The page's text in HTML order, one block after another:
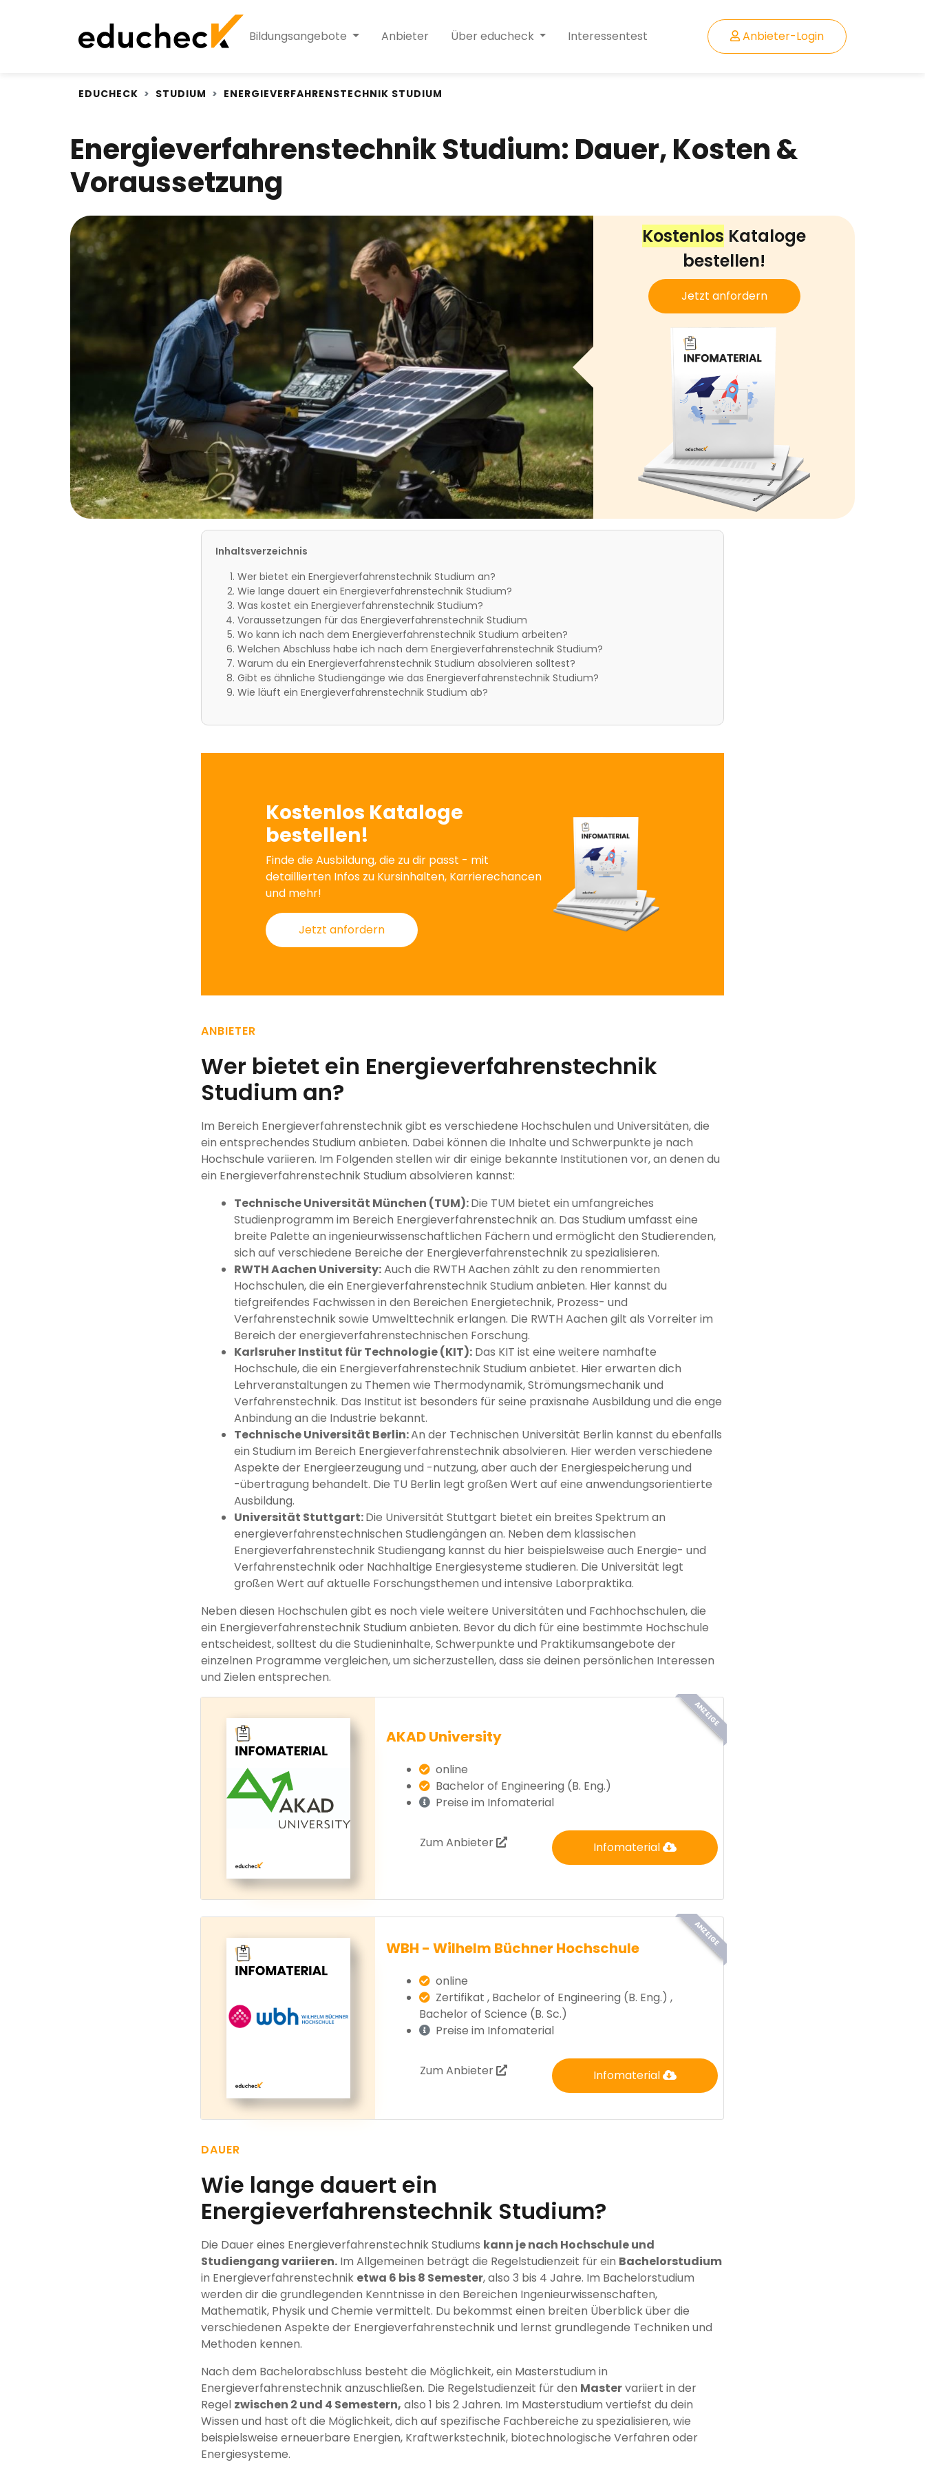
Bildungsangebote Anbieter Über educheck Interessentest Anbieter-Login
EDUCHECK STUDIUM ENERGIEVERFAHRENSTECHNIK STUDIUM
Energieverfahrenstechnik Studium: Dauer, Kosten &
Voraussetzung
Kostenlos Kataloge
bestellen!
Jetzt anfordern
Inhaltsverzeichnis
Wer bietet ein Energieverfahrenstechnik Studium an?
Wie lange dauert ein Energieverfahrenstechnik Studium?
Was kostet ein Energieverfahrenstechnik Studium?
Voraussetzungen für das Energieverfahrenstechnik Studium
Wo kann ich nach dem Energieverfahrenstechnik Studium arbeiten?
Welchen Abschluss habe ich nach dem Energieverfahrenstechnik Studium?
Warum du ein Energieverfahrenstechnik Studium absolvieren solltest?
Gibt es ähnliche Studiengänge wie das Energieverfahrenstechnik Studium?
Wie läuft ein Energieverfahrenstechnik Studium ab?
Kostenlos Kataloge
bestellen!
Finde die Ausbildung, die zu dir passt - mit
detaillierten Infos zu Kursinhalten, Karrierechancen
und mehr!
Jetzt anfordern
ANBIETER
Wer bietet ein Energieverfahrenstechnik
Studium an?
Im Bereich Energieverfahrenstechnik gibt es verschiedene Hochschulen und Universitäten, die
ein entsprechendes Studium anbieten. Dabei können die Inhalte und Schwerpunkte je nach
Hochschule variieren. Im Folgenden stellen wir dir einige bekannte Institutionen vor, an denen du
ein Energieverfahrenstechnik Studium absolvieren kannst:
Technische Universität München (TUM):Die TUM bietet ein umfangreiches
Studienprogramm im Bereich Energieverfahrenstechnik an. Das Studium umfasst eine
breite Palette an ingenieurwissenschaftlichen Fächern und ermöglicht den Studierenden,
sich auf verschiedene Bereiche der Energieverfahrenstechnik zu spezialisieren.
RWTH Aachen University:Auch die RWTH Aachen zählt zu den renommierten
Hochschulen, die ein Energieverfahrenstechnik Studium anbieten. Hier kannst du
tiefgreifendes Fachwissen in den Bereichen Energietechnik, Prozess- und
Verfahrenstechnik sowie Umwelttechnik erlangen. Die RWTH Aachen gilt als Vorreiter im
Bereich der energieverfahrenstechnischen Forschung.
Karlsruher Institut für Technologie (KIT): Das KIT ist eine weitere namhafte
Hochschule, die ein Energieverfahrenstechnik Studium anbietet. Hier erwarten dich
Lehrveranstaltungen zu Themen wie Thermodynamik, Strömungsmechanik und
Verfahrenstechnik. Das Institut ist besonders für seine praxisnahe Ausbildung und die enge
Anbindung an die Industrie bekannt.
Technische Universität Berlin:An der Technischen Universität Berlin kannst du ebenfalls
ein Studium im Bereich Energieverfahrenstechnik absolvieren. Hier werden verschiedene
Aspekte der Energieerzeugung und -nutzung, aber auch der Energiespeicherung und
-übertragung behandelt. Die TU Berlin legt großen Wert auf eine anwendungsorientierte
Ausbildung.
Universität Stuttgart:Die Universität Stuttgart bietet ein breites Spektrum an
energieverfahrenstechnischen Studiengängen an. Neben dem klassischen
Energieverfahrenstechnik Studiengang kannst du hier beispielsweise auch Energie- und
Verfahrenstechnik oder Nachhaltige Energiesysteme studieren. Die Universität legt
großen Wert auf aktuelle Forschungsthemen und intensive Laborpraktika.
Neben diesen Hochschulen gibt es noch viele weitere Universitäten und Fachhochschulen, die
ein Energieverfahrenstechnik Studium anbieten. Bevor du dich für eine bestimmte Hochschule
entscheidest, solltest du die Studieninhalte, Schwerpunkte und Praktikumsangebote der
einzelnen Programme vergleichen, um sicherzustellen, dass sie deinen persönlichen Interessen
und Zielen entsprechen.
ANZEIGE
AKAD University
online
Bachelor of Engineering (B. Eng.)
Preise im Infomaterial
Zum Anbieter Infomaterial
ANZEIGE
WBH - Wilhelm Büchner Hochschule
online
Zertifikat , Bachelor of Engineering (B. Eng.) ,
Bachelor of Science (B. Sc.)
Preise im Infomaterial
Zum Anbieter Infomaterial
DAUER
Wie lange dauert ein
Energieverfahrenstechnik Studium?
Die Dauer eines Energieverfahrenstechnik Studiums kann je nach Hochschule und
Studiengang variieren. Im Allgemeinen beträgt die Regelstudienzeit für ein Bachelorstudium
in Energieverfahrenstechnik etwa 6 bis 8 Semester, also 3 bis 4 Jahre. Im Bachelorstudium
werden dir die grundlegenden Kenntnisse in den Bereichen Ingenieurwissenschaften,
Mathematik, Physik und Chemie vermittelt. Du bekommst einen breiten Überblick über die
verschiedenen Aspekte der Energieverfahrenstechnik und lernst grundlegende Techniken und
Methoden kennen.
Nach dem Bachelorabschluss besteht die Möglichkeit, ein Masterstudium in
Energieverfahrenstechnik anzuschließen. Die Regelstudienzeit für den Mastervariiert in der
Regel zwischen 2 und 4 Semestern, also 1 bis 2 Jahren. Im Masterstudium vertiefst du dein
Wissen und hast oft die Möglichkeit, dich auf spezifische Fachbereiche zu spezialisieren, wie
beispielsweise erneuerbare Energien, Kraftwerkstechnik, biotechnologische Verfahren oder
Energiesysteme.